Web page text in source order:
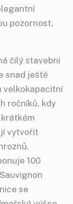
pozornost,
čilý stavební
snad ještě
velkokapacitní
ročníků, kdy
vytvořit
100
se